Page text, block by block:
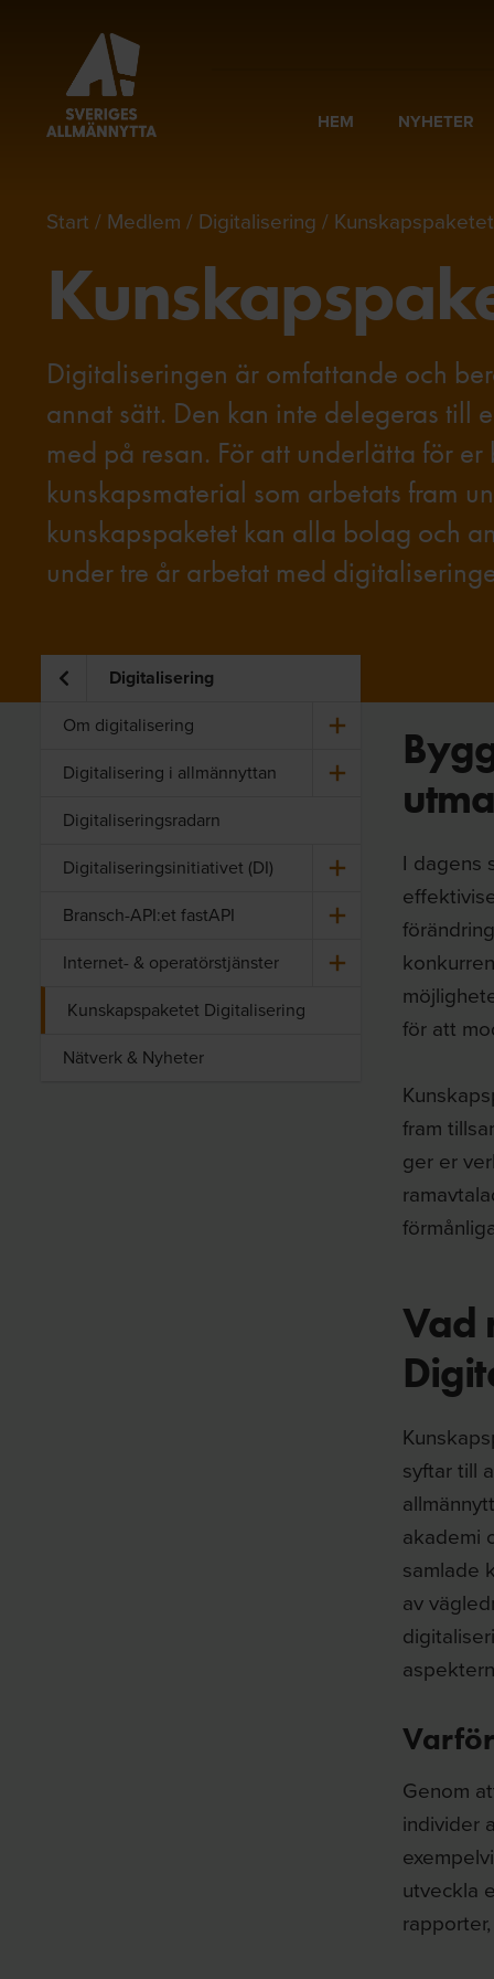
HEM NYHETER
Start Medlem Digitalisering
Digitaliseringen är omfattande och
annat sätt. Den kan inte delegeras till
med på resan. För att underlätta för
kunskapsmaterial som arbetats fram
kunskapspaketet kan alla bolag och
under tre år arbetat med
Digitalisering
Om di­gi­ta­li­se­ring
Di­gi­ta­li­se­ring i all­män­nyt­tan
Digitaliseringsradarn
Di­gi­ta­li­se­rings­i­ni­ti­a­ti­vet (DI)
Bransch-​API:et fas­tA­PI
Internet-​ & ope­ra­törs­tjäns­ter
Kunskapspaketet Digitalisering
Nätverk & Nyheter
I dagens
för att
fram
ger er
Vad
syftar till
akademi
samlade
av
Genom
individer
utveckla